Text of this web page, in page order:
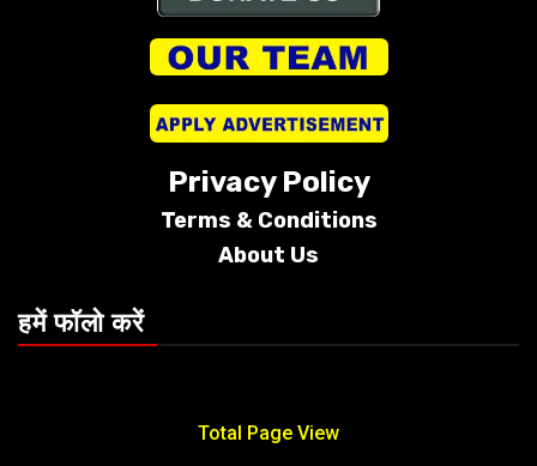
Privacy Policy
Terms & Conditions
About Us
हमें फॉलो करें
Total Page View